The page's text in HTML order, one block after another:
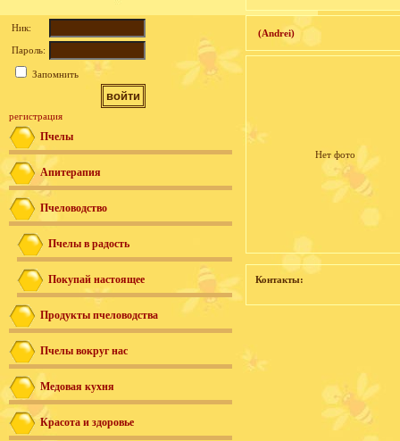
Ник:
Пароль:
Запомнить
регистрация
Пчелы
Апитерапия
Пчеловодство
Пчелы в радость
Покупай настоящее
Продукты пчеловодства
Пчелы вокруг нас
Медовая кухня
Красота и здоровье
(Andrei)
Нет фото
Контакты: